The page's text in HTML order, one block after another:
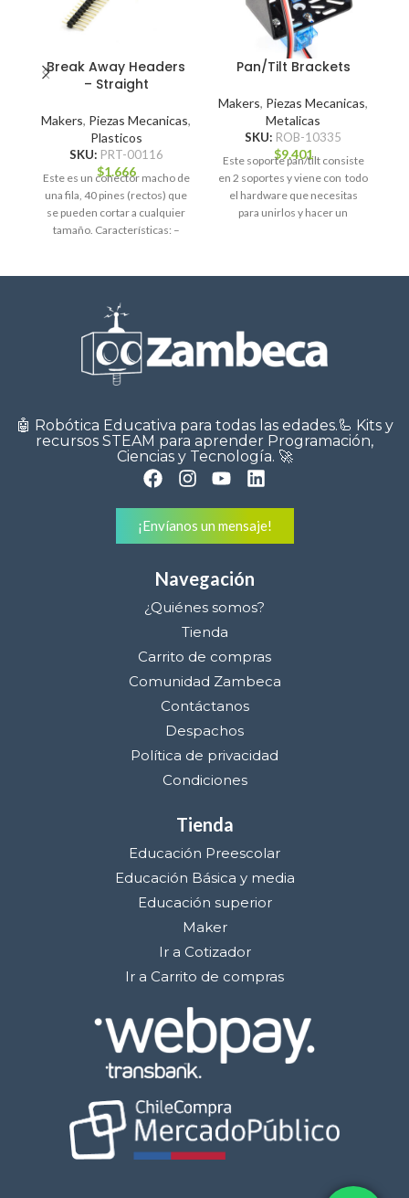
Break Away Headers
– Straight
Makers, Piezas Mecanicas,
Plasticos
SKU: PRT-00116
$1.666
Este es un conector macho de
una fila, 40 pines (rectos) que
se pueden cortar a cualquier
tamaño. Características: –
Pan/Tilt Brackets
Makers, Piezas Mecanicas,
Metalicas
SKU: ROB-10335
$9.401
Este soporte pan/tilt consiste
en 2 soportes y viene con todo
el hardware que necesitas
para unirlos y hacer un
🤖 Robótica Educativa para todas las edades.🦾 Kits y
recursos STEAM para aprender Programación,
Ciencias y Tecnología. 🚀
¡Envíanos un mensaje!
Navegación
¿Quiénes somos?
Tienda
Carrito de compras
Comunidad Zambeca
Contáctanos
Despachos
Política de privacidad
Condiciones
Tienda
Educación Preescolar
Educación Básica y media
Educación superior
Maker
Ir a Cotizador
Ir a Carrito de compras